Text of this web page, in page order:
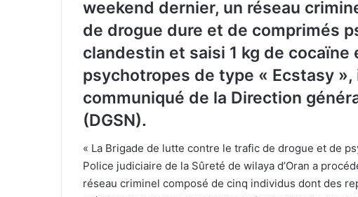
weekend dernier, un réseau
de drogue dure et de comprimés
clandestin et saisi 1 kg de
psychotropes de type « Ecstasy
communiqué de la Direction
(DGSN).
« La Brigade de lutte contre le trafic de drogue et de
Police judiciaire de la Sûreté de wilaya d’Oran a
réseau criminel composé de cinq individus dont des